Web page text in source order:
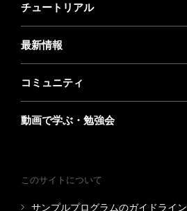
チュートリアル
最新情報
コミュニティ
動画で学ぶ・勉強会
このサイトについて
サンプルプログラムのガイドライン